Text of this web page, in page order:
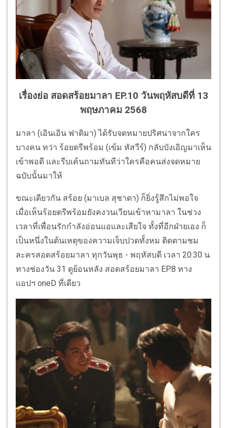
เรื่องย่อ สอดสร้อยมาลา EP.10 วันพฤหัสบดีที่ 13
พฤษภาคม 2568
มาลา (เอินเอิน ฟาติมา) ได้รับจดหมายปริศนาจากใคร
บางคน ทว่า ร้อยตรีพร้อม (เข้ม หัสวีร์) กลับบังเอิญมาเห็น
เข้าพอดี และรีบเค้นถามทันทีว่าใครคือคนส่งจดหมาย
ฉบับนั้นมาให้
ขณะเดียวกัน สร้อย (มาเบล สุชาดา) ก็ยิ่งรู้สึกไม่พอใจ
เมื่อเห็นร้อยตรีพร้อมยังคงวนเวียนเข้าหามาลา ในช่วง
เวลาที่เพื่อนรักกำลังอ่อนแอและเสียใจ ทั้งที่อีกฝ่ายเอง ก็
เป็นหนึ่งในต้นเหตุของความเจ็บปวดทั้งหม ติดตามชม
ละครสอดสร้อยมาลา ทุกวันพุธ - พฤหัสบดี เวลา 20:30 น.
ทางช่องวัน 31 ดูย้อนหลัง สอดสร้อยมาลา EP.8 ทาง
แอปฯ oneD ที่เดียว